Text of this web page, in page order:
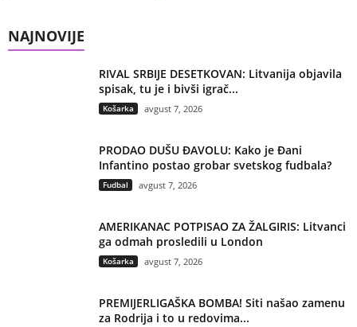
NAJNOVIJE
RIVAL SRBIJE DESETKOVAN: Litvanija objavila
spisak, tu je i bivši igrač...
Košarka avgust 7, 2026
PRODAO DUŠU ĐAVOLU: Kako je Đani
Infantino postao grobar svetskog fudbala?
Fudbal avgust 7, 2026
AMERIKANAC POTPISAO ZA ŽALGIRIS: Litvanci
ga odmah prosledili u London
Košarka avgust 7, 2026
PREMIJERLIGAŠKA BOMBA! Siti našao zamenu
za Rodrija i to u redovima...